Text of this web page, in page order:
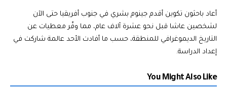
أعاد باحثون تكوين أقدم جينوم بشري في جنوب أفريقيا حتى الآن
لشخصين عاشا قبل نحو عشرة آلاف عام، مما وفّر معطيات عن
التاريخ الديموغرافي للمنطقة، حسب ما أفادت الأحد عالمة شاركت في
إعداد الدراسة.
You Might Also Like